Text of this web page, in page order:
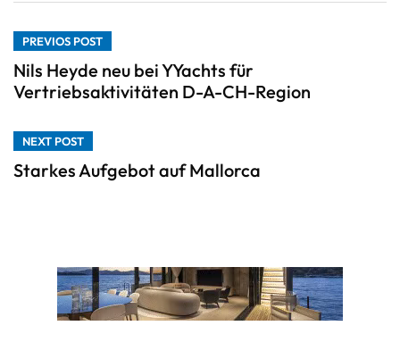
PREVIOS POST
Nils Heyde neu bei YYachts für
Vertriebsaktivitäten D-A-CH-Region
NEXT POST
Starkes Aufgebot auf Mallorca